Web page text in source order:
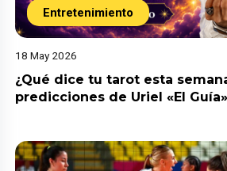
Entretenimiento
18 May 2026
¿Qué dice tu tarot esta
predicciones de Uriel «El